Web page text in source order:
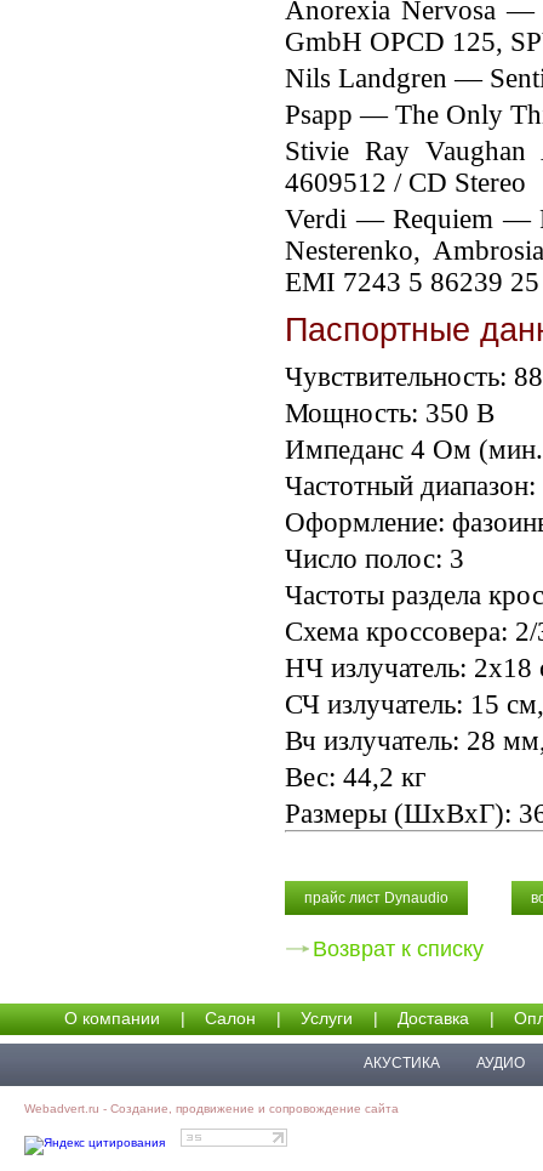
Anorexia Nervosa ‎—
GmbH OPCD 125,
Nils Landgren ‎—
Psapp ‎— The Only
Stivie Ray
4609512 / CD Stereo
Verdi — Requiem —
Nesterenko,
EMI 7243 5 86239
Паспортные
Чувствительность:
Мощность: 350 В
Импеданс 4 Ом
Частотный
Оформление:
Число полос: 3
Частоты раздела
Схема кроссовера:
НЧ излучатель:
СЧ излучатель: 15
Вч излучатель: 28
Вес: 44,2 кг
Размеры (ШхВхГ):
прайс лист Dynaudio
Возврат к списку
О компании | Салон | Услуги | Доставка |
АКУСТИКА АУДИО
Webadvert.ru - Создание, продвижение и сопровождение сайта